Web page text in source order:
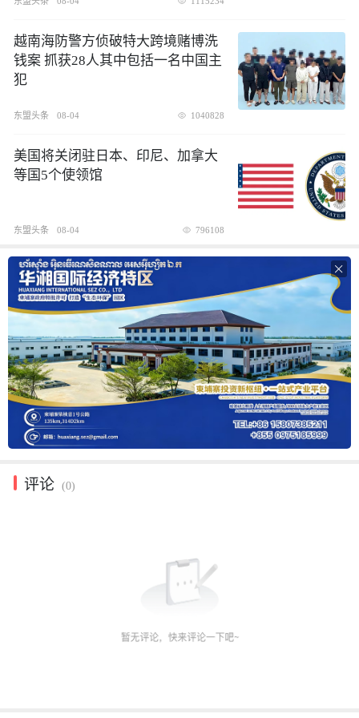
越南海防警方侦破特大跨境赌博洗
钱案 抓获28人其中包括一名中国主
犯
东盟头条 08-04 1040828
美国将关闭驻日本、印尼、加拿大
等国5个使领馆
东盟头条 08-04 796108

评论 (0)